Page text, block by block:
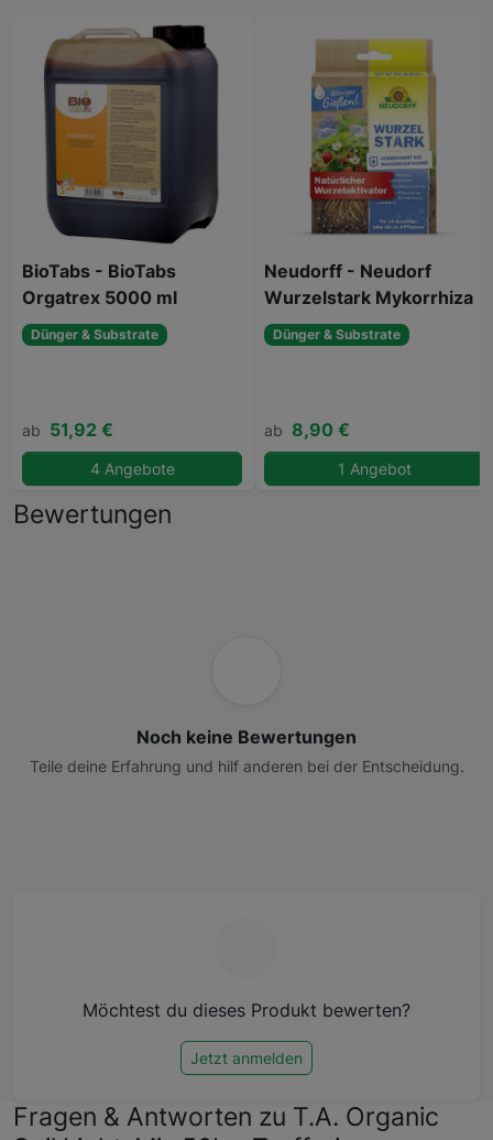
BioTabs - BioTabs
Orgatrex 5000 ml
Dünger & Substrate
ab 51,92 €
4 Angebote
Neudorff - Neudorf
Wurzelstark Mykorrhiza
Dünger & Substrate
ab 8,90 €
1 Angebot
Bewertungen
Noch keine Bewertungen
Teile deine Erfahrung und hilf anderen bei der Entscheidung.
Möchtest du dieses Produkt bewerten?
Jetzt anmelden
Fragen & Antworten zu T.A. Organic